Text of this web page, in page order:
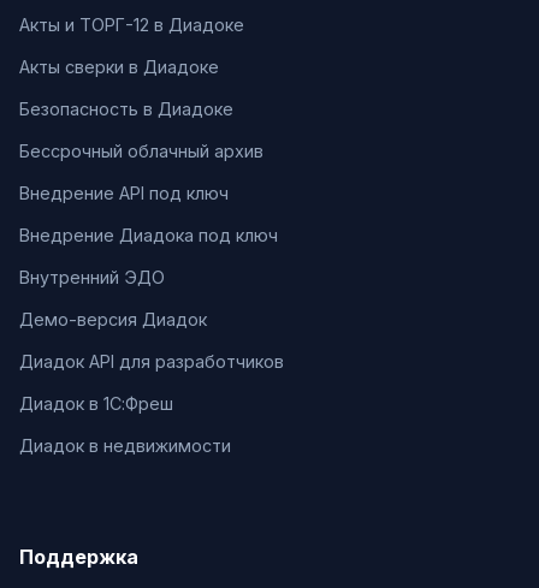
Акты и ТОРГ-12 в Диадоке
Акты сверки в Диадоке
Безопасность в Диадоке
Бессрочный облачный архив
Внедрение API под ключ
Внедрение Диадока под ключ
Внутренний ЭДО
Демо-версия Диадок
Диадок API для разработчиков
Диадок в 1С:Фреш
Диадок в недвижимости
Поддержка